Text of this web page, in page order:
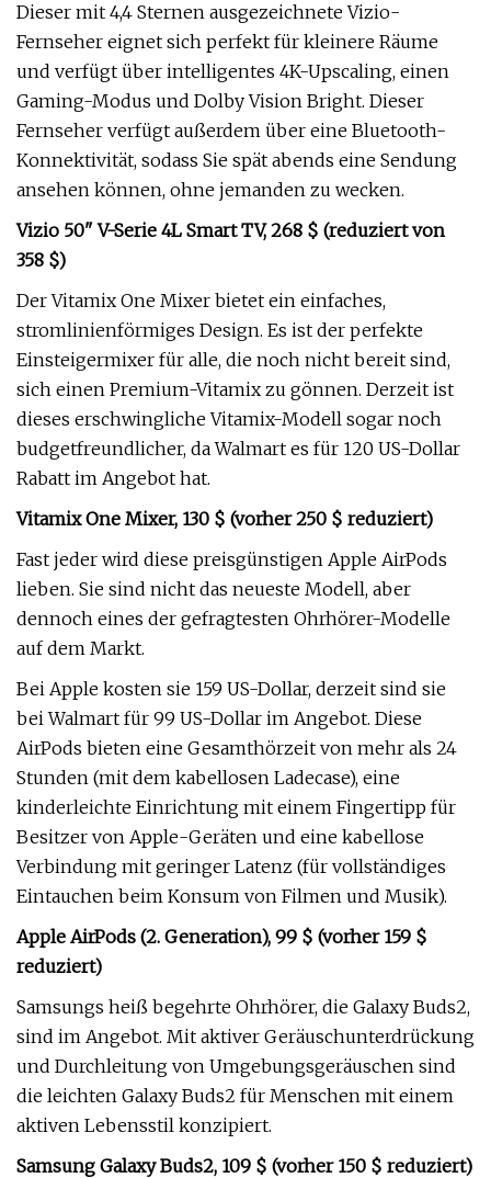
Dieser mit 4,4 Sternen ausgezeichnete Vizio-
Fernseher eignet sich perfekt für kleinere Räume
und verfügt über intelligentes 4K-Upscaling, einen
Gaming-Modus und Dolby Vision Bright. Dieser
Fernseher verfügt außerdem über eine Bluetooth-
Konnektivität, sodass Sie spät abends eine Sendung
ansehen können, ohne jemanden zu wecken.
Vizio 50" V-Serie 4L Smart TV, 268 $ (reduziert von
358 $)
Der Vitamix One Mixer bietet ein einfaches,
stromlinienförmiges Design. Es ist der perfekte
Einsteigermixer für alle, die noch nicht bereit sind,
sich einen Premium-Vitamix zu gönnen. Derzeit ist
dieses erschwingliche Vitamix-Modell sogar noch
budgetfreundlicher, da Walmart es für 120 US-Dollar
Rabatt im Angebot hat.
Vitamix One Mixer, 130 $ (vorher 250 $ reduziert)
Fast jeder wird diese preisgünstigen Apple AirPods
lieben. Sie sind nicht das neueste Modell, aber
dennoch eines der gefragtesten Ohrhörer-Modelle
auf dem Markt.
Bei Apple kosten sie 159 US-Dollar, derzeit sind sie
bei Walmart für 99 US-Dollar im Angebot. Diese
AirPods bieten eine Gesamthörzeit von mehr als 24
Stunden (mit dem kabellosen Ladecase), eine
kinderleichte Einrichtung mit einem Fingertipp für
Besitzer von Apple-Geräten und eine kabellose
Verbindung mit geringer Latenz (für vollständiges
Eintauchen beim Konsum von Filmen und Musik).
Apple AirPods (2. Generation), 99 $ (vorher 159 $
reduziert)
Samsungs heiß begehrte Ohrhörer, die Galaxy Buds2,
sind im Angebot. Mit aktiver Geräuschunterdrückung
und Durchleitung von Umgebungsgeräuschen sind
die leichten Galaxy Buds2 für Menschen mit einem
aktiven Lebensstil konzipiert.
Samsung Galaxy Buds2, 109 $ (vorher 150 $ reduziert)